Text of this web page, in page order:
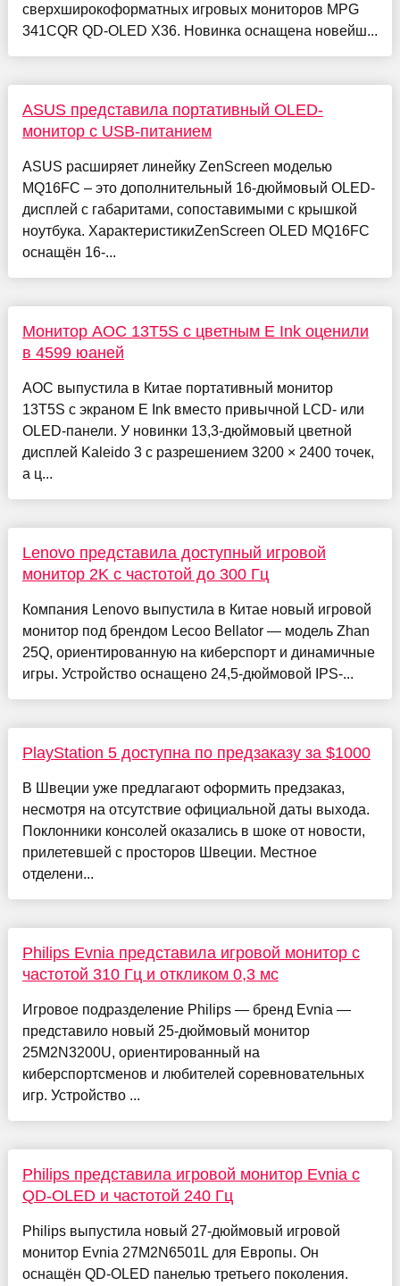
сверхширокоформатных игровых мониторов MPG
341CQR QD-OLED X36. Новинка оснащена новейш...
ASUS представила портативный OLED-
монитор с USB-питанием
ASUS расширяет линейку ZenScreen моделью
MQ16FC – это дополнительный 16-дюймовый OLED-
дисплей с габаритами, сопоставимыми с крышкой
ноутбука. ХарактеристикиZenScreen OLED MQ16FC
оснащён 16-...
Монитор AOC 13T5S с цветным E Ink оценили
в 4599 юаней
AOC выпустила в Китае портативный монитор
13T5S с экраном E Ink вместо привычной LCD- или
OLED-панели. У новинки 13,3-дюймовый цветной
дисплей Kaleido 3 с разрешением 3200 × 2400 точек,
а ц...
Lenovo представила доступный игровой
монитор 2K с частотой до 300 Гц
Компания Lenovo выпустила в Китае новый игровой
монитор под брендом Lecoo Bellator — модель Zhan
25Q, ориентированную на киберспорт и динамичные
игры. Устройство оснащено 24,5-дюймовой IPS-...
PlayStation 5 доступна по предзаказу за $1000
В Швеции уже предлагают оформить предзаказ,
несмотря на отсутствие официальной даты выхода.
Поклонники консолей оказались в шоке от новости,
прилетевшей с просторов Швеции. Местное
отделени...
Philips Evnia представила игровой монитор с
частотой 310 Гц и откликом 0,3 мс
Игровое подразделение Philips — бренд Evnia —
представило новый 25-дюймовый монитор
25M2N3200U, ориентированный на
киберспортсменов и любителей соревновательных
игр. Устройство ...
Philips представила игровой монитор Evnia с
QD-OLED и частотой 240 Гц
Philips выпустила новый 27-дюймовый игровой
монитор Evnia 27M2N6501L для Европы. Он
оснащён QD-OLED панелью третьего поколения.